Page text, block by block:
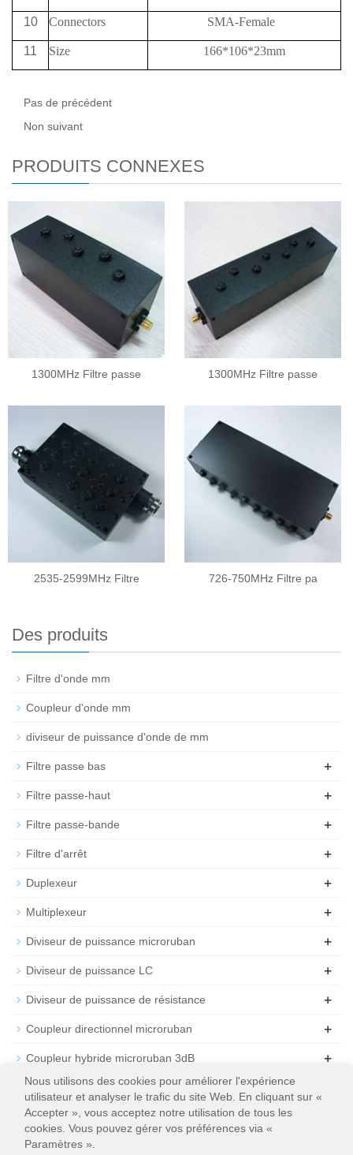
10 Connectors SMA-Female
11 Size 166*106*23mm
Pas de précédent
Non suivant
PRODUITS CONNEXES
1300MHz Filtre passe 1300MHz Filtre passe
2535-2599MHz Filtre 726-750MHz Filtre pa
Des produits
Filtre d'onde mm
Coupleur d'onde mm
diviseur de puissance d'onde de mm
Filtre passe bas +
Filtre passe-haut +
Filtre passe-bande +
Filtre d'arrêt +
Duplexeur +
Multiplexeur +
Diviseur de puissance microruban +
Diviseur de puissance LC +
Diviseur de puissance de résistance +
Coupleur directionnel microruban +
Coupleur hybride microruban 3dB +
Atténuateur
Résiliation
Nous utilisons des cookies pour améliorer l'expérience
utilisateur et analyser le trafic du site Web. En cliquant sur «
Accepter », vous acceptez notre utilisation de tous les
cookies. Vous pouvez gérer vos préférences via «
Paramètres ».